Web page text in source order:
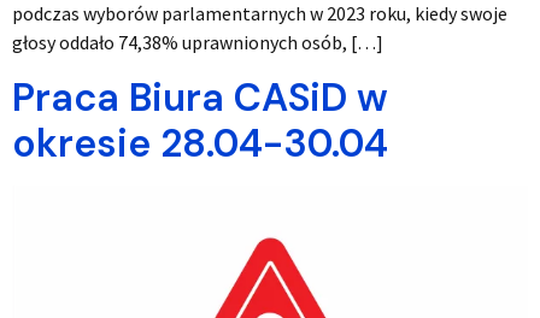
podczas wyborów parlamentarnych w 2023 roku, kiedy swoje
głosy oddało 74,38% uprawnionych osób, […]
Praca Biura CASiD w
okresie 28.04-30.04